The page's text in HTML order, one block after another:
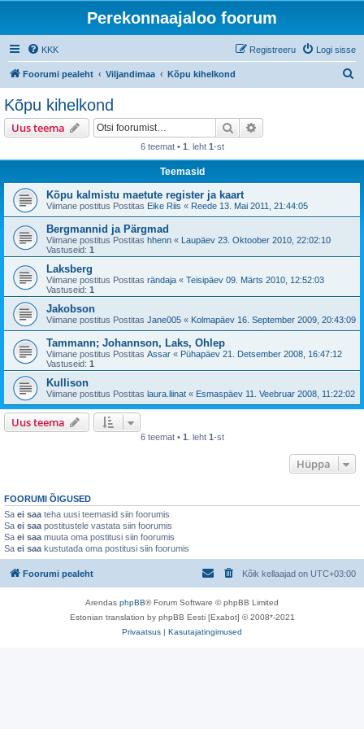
Perekonnaajaloo foorum
KKK Logi sisse
Registreeru
Foorumi pealeht Viljandimaa Kõpu kihelkond
Kõpu kihelkond
Uus teema Otsi
6 teemat • 1 . leht 1-st
Teemasid
Kõpu kalmistu maetute register ja kaart
Viimane postitus Postitas Eike Riis « Reede 13. Mai 2011, 21:44:05
Bergmannid ja Pärgmad
Viimane postitus Postitas hhenn « Laupäev 23. Oktoober 2010, 22:02:10
Vastuseid: 1
Laksberg
Viimane postitus Postitas rändaja « Teisipäev 09. Märts 2010, 12:52:03
Vastuseid: 1
Jakobson
Viimane postitus Postitas Jane005 « Kolmapäev 16. September 2009, 20:43:09
Tammann; Johannson, Laks, Ohlep
Viimane postitus Postitas Assar « Pühapäev 21. Detsember 2008, 16:47:12
Vastuseid: 1
Kullison
Viimane postitus Postitas laura.liinat « Esmaspäev 11. Veebruar 2008, 11:22:02
Uus teema
6 teemat • 1 . leht 1-st
Hüppa
FOORUMI ÕIGUSED
Sa ei saa teha uusi teemasid siin foorumis
Sa ei saa postitustele vastata siin foorumis
Sa ei saa muuta oma postitusi siin foorumis
Sa ei saa kustutada oma postitusi siin foorumis
Foorumi pealeht Kõik kellaajad on UTC+03:00
Arendas phpBB® Forum Software © phpBB Limited
Estonian translation by phpBB Eesti [Exabot] © 2008*-2021
Privaatsus | Kasutajatingimused